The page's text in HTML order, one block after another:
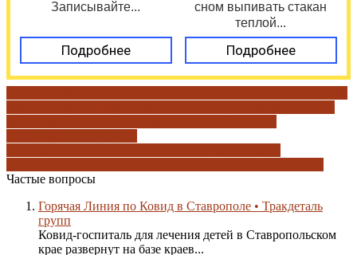
Записывайте...
Подробнее
сном выпивать стакан
теплой...
Подробнее
Частые вопросы
Горячая Линия по Ковид в Ставрополе • Тракдеталь
групп
Ковид-госпиталь для лечения детей в Ставропольском
крае развернут на базе краев...